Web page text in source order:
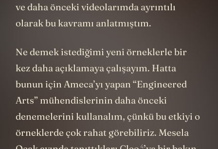
ve daha önceki videolarımda ayrıntılı
olarak bu kavramı anlatmıştım.
Ne demek istediğimi yeni örneklerle bir
kez daha açıklamaya çalışayım. Hatta
bunun için Ameca’yı yapan “Engineered
Arts” mühendislerinin daha önceki
denemelerini kullanalım, çünkü bu etkiyi o
örneklerde çok rahat görebiliriz. Mesela
4